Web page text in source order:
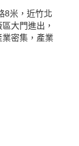
8米，近竹北
大門進出，
密集，產業